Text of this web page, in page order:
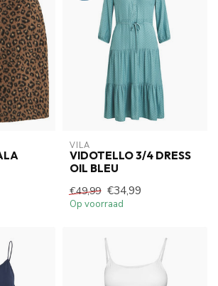
VILA
VIDOTELLO 3/4 DRESS
OIL BLEU
€49,99 €34,99
Op voorraad